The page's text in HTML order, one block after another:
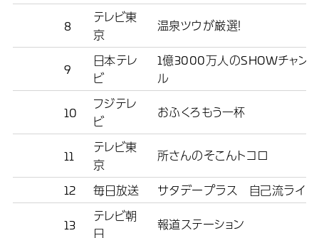
8
テレビ東
京
温泉ツウが厳選！
9
日本テレ
ビ
1億3000万人のSHOWチャン
ル
10
フジテレ
ビ
おふくろもう一杯
11
テレビ東
京
所さんのそこんトコロ
12 毎日放送 サタデープラス 自己流ライフ
13
テレビ朝
日
報道ステーション